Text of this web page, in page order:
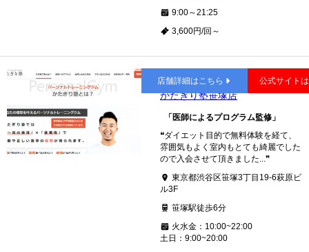
9:00～21:25
3,600円/回～
笹塚
かたぎり塾笹塚店
「医師によるプログラム監修」
❝ダイエット目的で無料体験を経て、
雰囲気もよく室内もとても綺麗でした
ので入会させて頂きました...❞
東京都渋谷区笹塚3丁目19-6萩原ビ
ル3F
笹塚駅徒歩6分
火水金：10:00~22:00
土日：9:00~20:00
店舗詳細はこちら 公式サイト